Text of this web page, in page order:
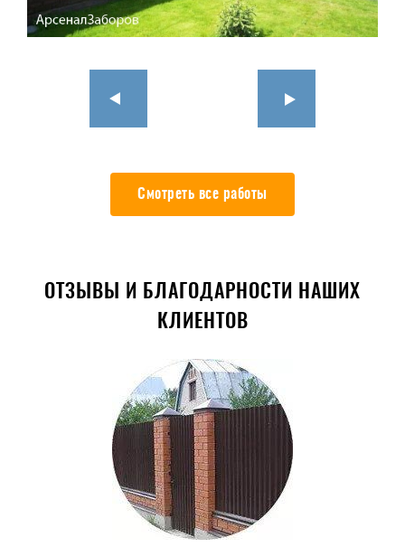
Смотреть все работы
ОТЗЫВЫ И БЛАГОДАРНОСТИ НАШИХ
КЛИЕНТОВ